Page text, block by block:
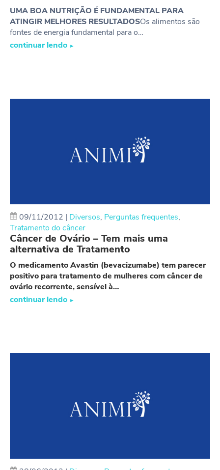
UMA BOA NUTRIÇÃO É FUNDAMENTAL PARA
ATINGIR MELHORES RESULTADOSOs alimentos são
fontes de energia fundamental para o…
continuar lendo ►
09/11/2012 | Diversos, Perguntas frequentes,
Tratamento do câncer
Câncer de Ovário – Tem mais uma
alternativa de Tratamento
O medicamento Avastin (bevacizumabe) tem parecer
positivo para tratamento de mulheres com câncer de
ovário recorrente, sensível à…
continuar lendo ►